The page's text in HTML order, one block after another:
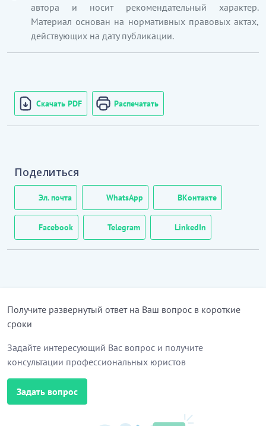
автора и носит рекомендательный характер.
Материал основан на нормативных правовых актах,
действующих на дату публикации.
Скачать PDF Распечатать
Поделиться
Эл. почта WhatsApp ВКонтакте
Facebook Telegram LinkedIn
Получите развернутый ответ на Ваш вопрос в короткие
сроки
Задайте интересующий Вас вопрос и получите
консультации профессиональных юристов
Задать вопрос